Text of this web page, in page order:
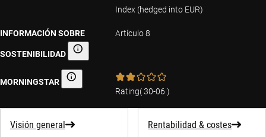
Index (hedged into EUR)
INFORMACIÓN SOBRE
SOSTENIBILIDAD Información sobre sostenibilidad
Artículo 8
MORNINGSTAR Morningstar
Rating(30-06 )
Visión general Rentabilidad & costes